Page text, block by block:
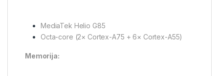
MediaTek Helio G85
Octa-core (2× Cortex-A75 + 6× Cortex-A55)
Memorija: